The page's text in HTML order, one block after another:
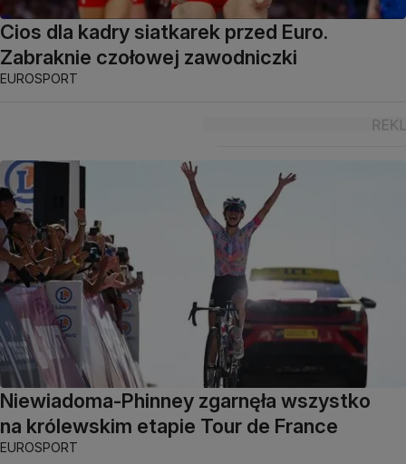
Cios dla kadry siatkarek przed Euro.
Zabraknie czołowej zawodniczki
EUROSPORT
Niewiadoma-Phinney zgarnęła wszystko
na królewskim etapie Tour de France
EUROSPORT